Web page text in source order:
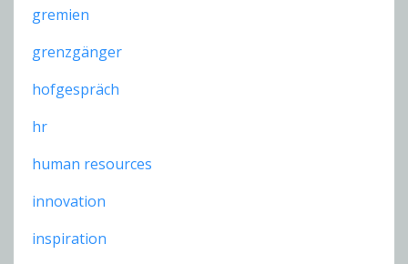
gremien
grenzgänger
hofgespräch
hr
human resources
innovation
inspiration